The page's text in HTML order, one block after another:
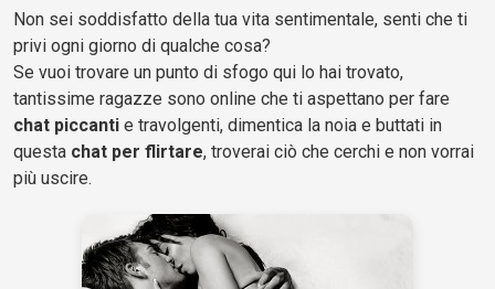
Non sei soddisfatto della tua vita sentimentale, senti che ti
privi ogni giorno di qualche cosa?
Se vuoi trovare un punto di sfogo qui lo hai trovato,
tantissime ragazze sono online che ti aspettano per fare
chat piccanti e travolgenti, dimentica la noia e buttati in
questa chat per flirtare, troverai ciò che cerchi e non vorrai
più uscire.